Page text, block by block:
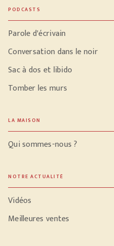
PODCASTS
Parole d'écrivain
Conversation dans le noir
Sac à dos et libido
Tomber les murs
LA MAISON
Qui sommes-nous ?
NOTRE ACTUALITÉ
Vidéos
Meilleures ventes